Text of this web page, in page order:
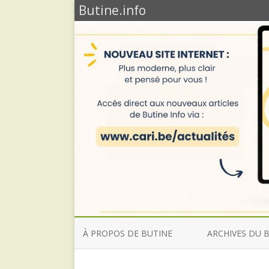
Butine.info
À PROPOS DE BUTINE ARCHIVES DU